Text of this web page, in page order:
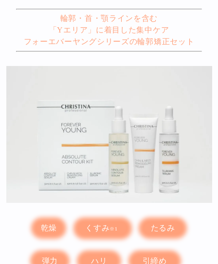
輪郭・首・顎ラインを含む
「Yエリア」に着目した集中ケア
フォーエバーヤングシリーズの輪郭矯正セット
乾燥 くすみ※1 たるみ
弾力 ハリ 引締め